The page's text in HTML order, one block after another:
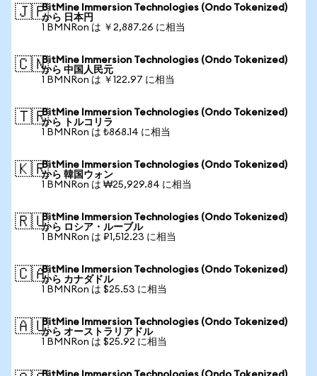
🇯🇵BitMine Immersion Technologies (Ondo Tokenized)
から 日本円
1 BMNRon は ￥2,887.26 に相当
🇨🇳BitMine Immersion Technologies (Ondo Tokenized)
から 中国人民元
1 BMNRon は ￥122.97 に相当
🇹🇷BitMine Immersion Technologies (Ondo Tokenized)
から トルコリラ
1 BMNRon は ₺868.14 に相当
🇰🇷BitMine Immersion Technologies (Ondo Tokenized)
から 韓国ウォン
1 BMNRon は ₩25,929.84 に相当
🇷🇺BitMine Immersion Technologies (Ondo Tokenized)
から ロシア・ルーブル
1 BMNRon は ₽1,512.23 に相当
🇨🇦BitMine Immersion Technologies (Ondo Tokenized)
から カナダドル
1 BMNRon は $25.53 に相当
🇦🇺BitMine Immersion Technologies (Ondo Tokenized)
から オーストラリアドル
1 BMNRon は $25.92 に相当